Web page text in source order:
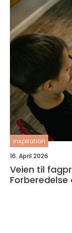
inspiration
16. April 2026
Veien til